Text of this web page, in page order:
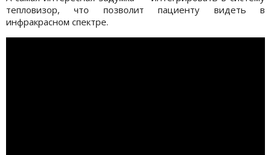
тепловизор, что позволит пациенту видеть в
инфракрасном спектре.